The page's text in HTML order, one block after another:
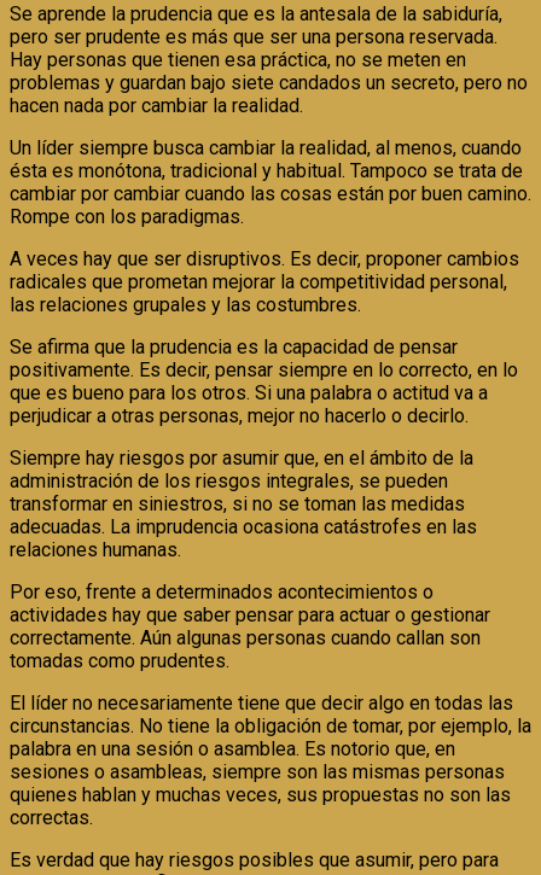
Se aprende la prudencia que es la antesala de la sabiduría,
pero ser prudente es más que ser una persona reservada.
Hay personas que tienen esa práctica, no se meten en
problemas y guardan bajo siete candados un secreto, pero no
hacen nada por cambiar la realidad.
Un líder siempre busca cambiar la realidad, al menos, cuando
ésta es monótona, tradicional y habitual. Tampoco se trata de
cambiar por cambiar cuando las cosas están por buen camino.
Rompe con los paradigmas.
A veces hay que ser disruptivos. Es decir, proponer cambios
radicales que prometan mejorar la competitividad personal,
las relaciones grupales y las costumbres.
Se afirma que la prudencia es la capacidad de pensar
positivamente. Es decir, pensar siempre en lo correcto, en lo
que es bueno para los otros. Si una palabra o actitud va a
perjudicar a otras personas, mejor no hacerlo o decirlo.
Siempre hay riesgos por asumir que, en el ámbito de la
administración de los riesgos integrales, se pueden
transformar en siniestros, si no se toman las medidas
adecuadas. La imprudencia ocasiona catástrofes en las
relaciones humanas.
Por eso, frente a determinados acontecimientos o
actividades hay que saber pensar para actuar o gestionar
correctamente. Aún algunas personas cuando callan son
tomadas como prudentes.
El líder no necesariamente tiene que decir algo en todas las
circunstancias. No tiene la obligación de tomar, por ejemplo, la
palabra en una sesión o asamblea. Es notorio que, en
sesiones o asambleas, siempre son las mismas personas
quienes hablan y muchas veces, sus propuestas no son las
correctas.
Es verdad que hay riesgos posibles que asumir, pero para